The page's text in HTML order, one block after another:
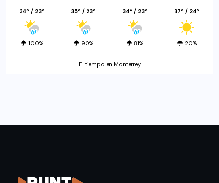
34º / 23º
100%
35º / 23º
90%
34º / 23º
81%
37º / 24º
20%
El tiempo en Monterrey